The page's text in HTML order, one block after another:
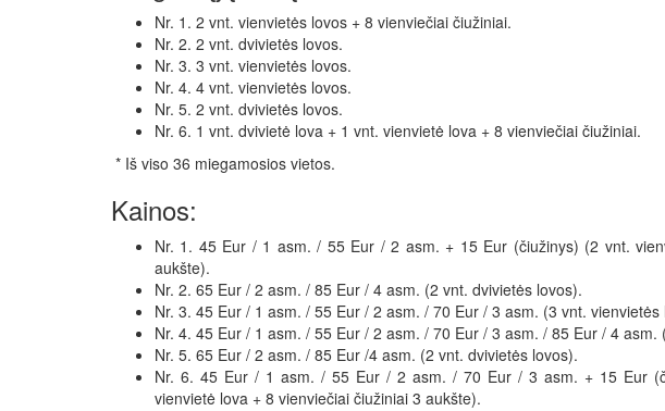
Nr. 1. 2 vnt. vienvietės lovos + 8 vienviečiai čiužiniai.
Nr. 2. 2 vnt. dvivietės lovos.
Nr. 3. 3 vnt. vienvietės lovos.
Nr. 4. 4 vnt. vienvietės lovos.
Nr. 5. 2 vnt. dvivietės lovos.
Nr. 6. 1 vnt. dvivietė lova + 1 vnt. vienvietė lova + 8 vienviečiai čiužiniai.
* Iš viso 36 miegamosios vietos.
Kainos:
Nr. 1. 45 Eur / 1 asm. / 55 Eur / 2 asm. + 15 Eur (čiužinys) (2 vnt.
aukšte).
Nr. 2. 65 Eur / 2 asm. / 85 Eur / 4 asm. (2 vnt. dvivietės lovos).
Nr. 3. 45 Eur / 1 asm. / 55 Eur / 2 asm. / 70 Eur / 3 asm. (3 vnt. vienvietės
Nr. 4. 45 Eur / 1 asm. / 55 Eur / 2 asm. / 70 Eur / 3 asm. / 85 Eur / 4 asm.
Nr. 5. 65 Eur / 2 asm. / 85 Eur /4 asm. (2 vnt. dvivietės lovos).
Nr. 6. 45 Eur / 1 asm. / ​55 Eur / 2 asm. / 70 Eur / 3 asm. + 15 Eur
vienvietė lova + 8 vienviečiai čiužiniai 3 aukšte).